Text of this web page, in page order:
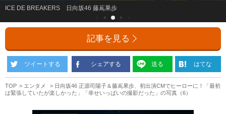
ICE DE BREAKERS 日向坂46 藤嶌果歩
記事を見る
ツイートする シェアする 送る はてな
TOP エンタメ
日向坂46 正源司陽子＆藤嶌果歩、初出演CMでヒーローに！「最初
は緊張していたが楽しかった」「幸せいっぱいの撮影だった」の写真（6）